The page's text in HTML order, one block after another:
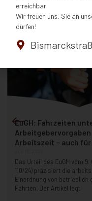
Alle Beiträge
EuGH: Fahrzeiten
Arbeitgebervorgaben
Arbeitszeit – auch
Das Urteil des EuGH vom 9.
110/24) präzisiert die
Einordnung von betrieblich
Fahrten. Der Artikel legt
erreichbar.
Wir freuen uns, Sie an
dürfen!